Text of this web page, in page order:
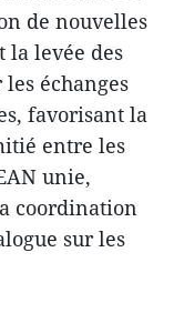
de nouvelles
la levée des
échanges
favorisant la
entre les
unie,
coordination
sur les